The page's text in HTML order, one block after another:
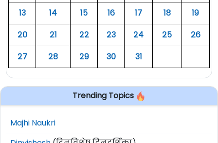
१३
१४ १५ १६ १७ १८
१९
२०
२१ २२ २३ २४ २५
२६
२७
२८ २९ ३० ३१
Trending Topics
Majhi Naukri